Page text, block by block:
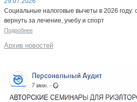
Социальные налоговые вычеты в 2026 году:
вернуть за лечение, учебу и спорт
Подробнее
Архив новостей